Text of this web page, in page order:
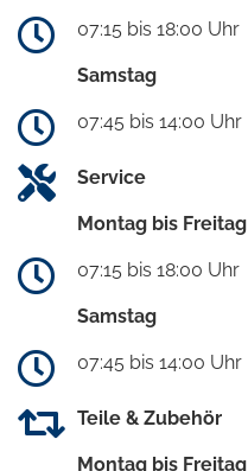
07:15 bis 18:00 Uhr
Samstag
07:45 bis 14:00 Uhr
Service
Montag bis Freitag
07:15 bis 18:00 Uhr
Samstag
07:45 bis 14:00 Uhr
Teile & Zubehör
Montag bis Freitag